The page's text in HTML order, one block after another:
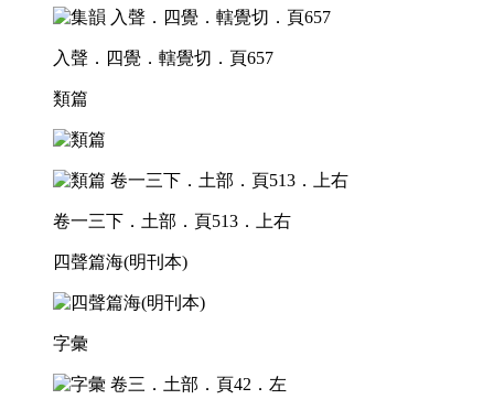
入聲．四覺．轄覺切．頁657
類篇
卷一三下．土部．頁513．上右
四聲篇海(明刊本)
字彙